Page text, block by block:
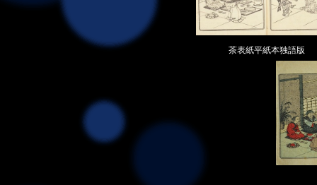
茶表紙平紙本独語版